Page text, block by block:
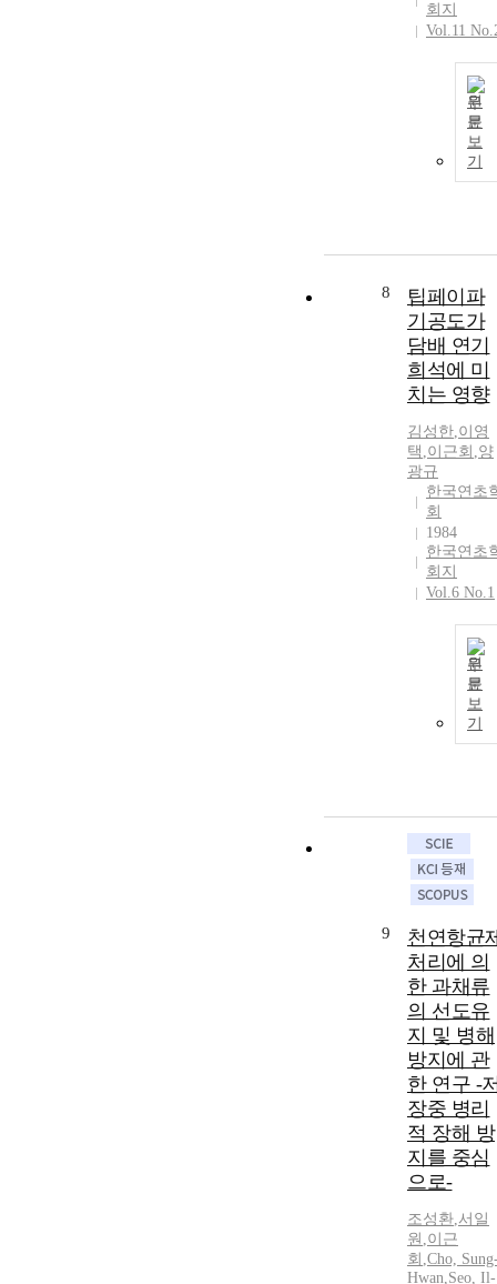
회지
Vol.11
원
문
보
기
8
팁페이파
기공도가
담배 연기
희석에 미
치는 영향
김성한,이영
택 ,이근회 ,양
광규
한국연초
회
1984
한국연초
회지
Vol.6 No.1
원
문
보
기
9
천연항균
처리에 의
한 과채류
의 선도유
지 및 병해
방지에 관
한 연구 -
장중 병리
적 장해 방
지를 중심
으로-
조성환,서일
원 ,이근
회 ,Cho,
Hwan,Seo, Il-